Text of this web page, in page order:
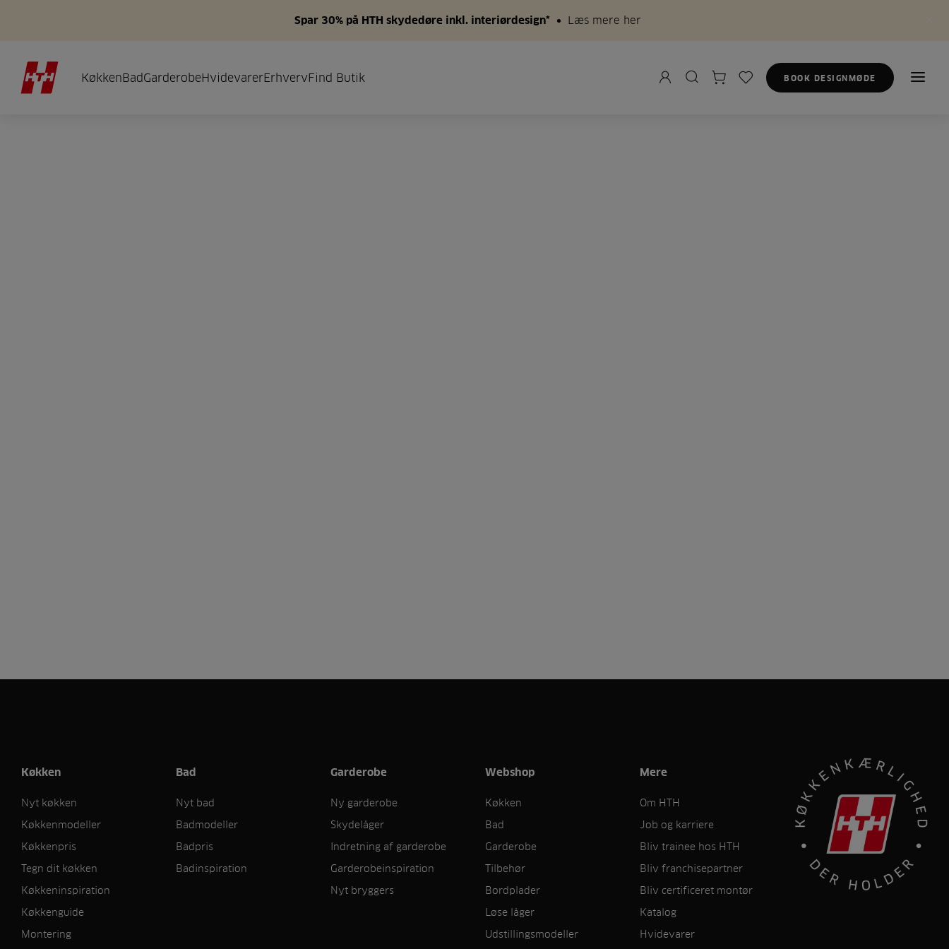
Spar 30% på HTH skydedøre inkl. interiørdesign* Læs mere her
KøkkenBadGarderobeHvidevarerErhvervFind Butik BOOK DESIGNMØDE
Køkken
Nyt køkken
Køkkenmodeller
Køkkenpris
Tegn dit køkken
Køkkeninspiration
Køkkenguide
Montering
Bad
Nyt bad
Badmodeller
Badpris
Badinspiration
Garderobe
Ny garderobe
Skydelåger
Indretning af garderobe
Garderobeinspiration
Nyt bryggers
Webshop
Køkken
Bad
Garderobe
Tilbehør
Bordplader
Løse låger
Udstillingsmodeller
Mere
Om HTH
Job og karriere
Bliv trainee hos HTH
Bliv franchisepartner
Bliv certificeret montør
Katalog
Hvidevarer